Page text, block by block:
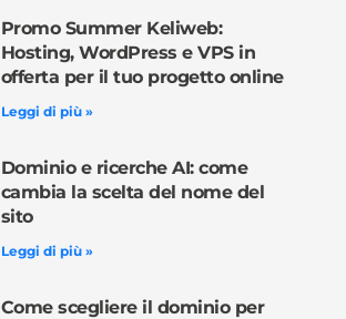
Promo Summer Keliweb:
Hosting, WordPress e VPS in
offerta per il tuo progetto online
Leggi di più »
Dominio e ricerche AI: come
cambia la scelta del nome del
sito
Leggi di più »
Come scegliere il dominio per